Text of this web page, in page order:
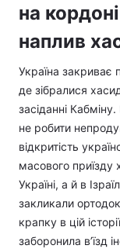
на
наплив
Україна закриває
де зібралися
засіданні
не робити
відкритість
масового приїзду
Україні, а й в
закликали
крапку в цій
заборонила в’їзд